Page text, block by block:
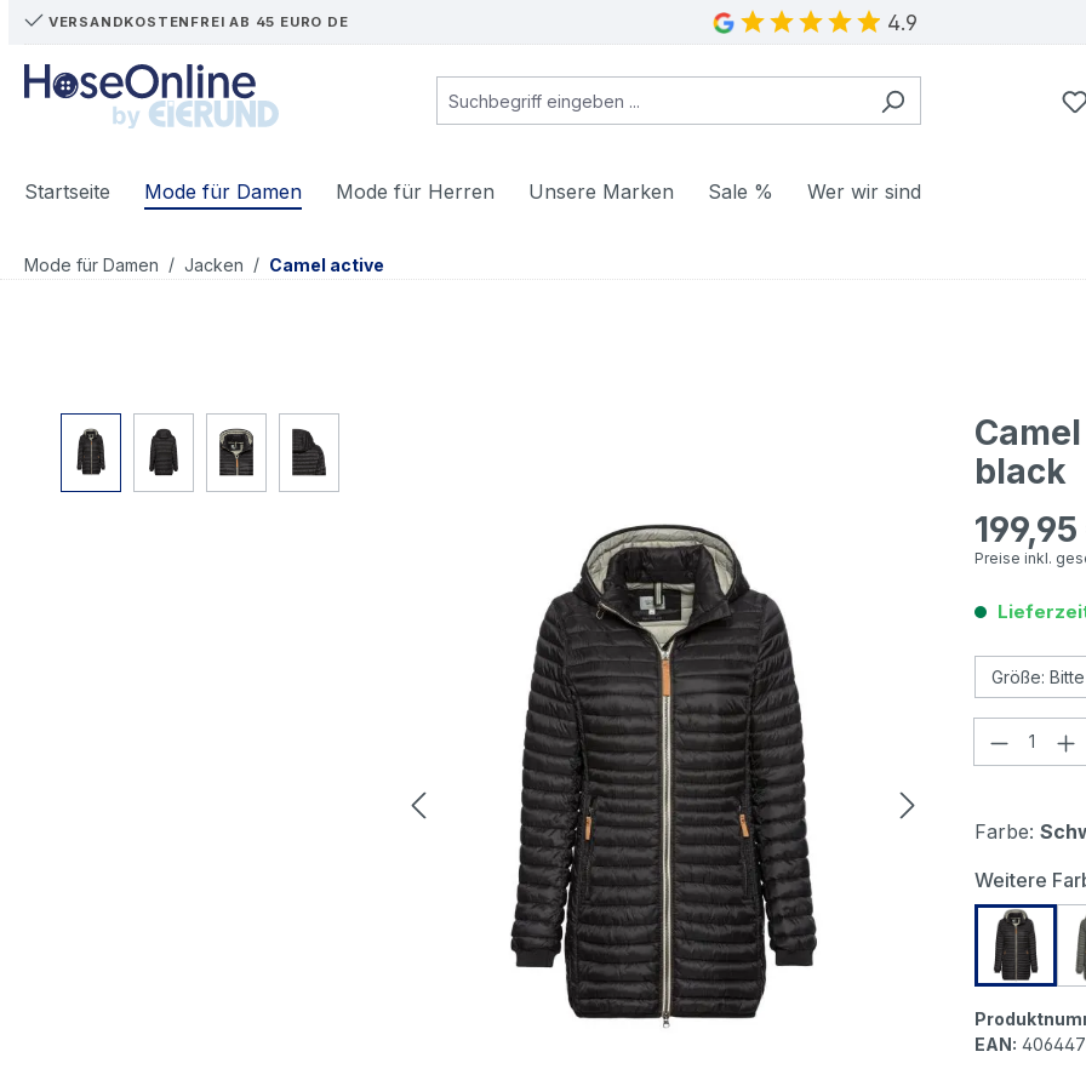
Hauptinhalt springen
Zur Suche springen
Zur Hauptnavigation springen
VERSANDKOSTENFREI AB 45 EURO DE 4.9
Startseite Mode für Damen Mode für Herren Unsere Marken Sale % Wer wir sind
Mode für Damen / Jacken / Camel active
Bildergalerie überspringen
black
Regulärer
Preise inkl.
Farbe:
Weitere
Camel
EAN: